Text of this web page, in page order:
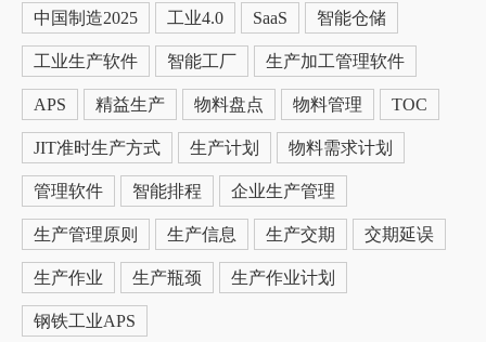
中国制造2025 工业4.0 SaaS 智能仓储
工业生产软件 智能工厂 生产加工管理软件
APS 精益生产 物料盘点 物料管理 TOC
JIT准时生产方式 生产计划 物料需求计划
管理软件 智能排程 企业生产管理
生产管理原则 生产信息 生产交期 交期延误
生产作业 生产瓶颈 生产作业计划
钢铁工业APS